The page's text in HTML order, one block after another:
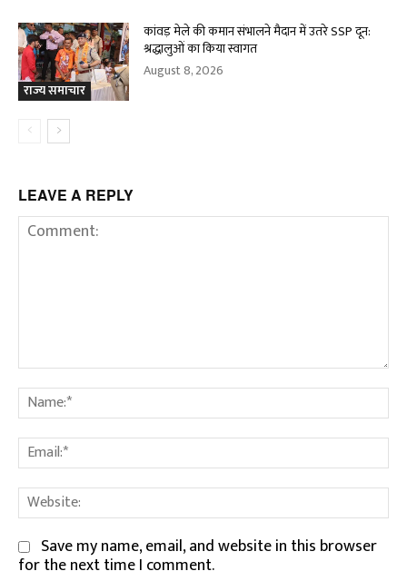
राज्य समाचार
कांवड़ मेले की कमान संभालने मैदान में उतरे SSP दून:
श्रद्धालुओं का किया स्वागत
August 8, 2026
LEAVE A REPLY
Comment:
Save my name, email, and website in this browser
for the next time I comment.